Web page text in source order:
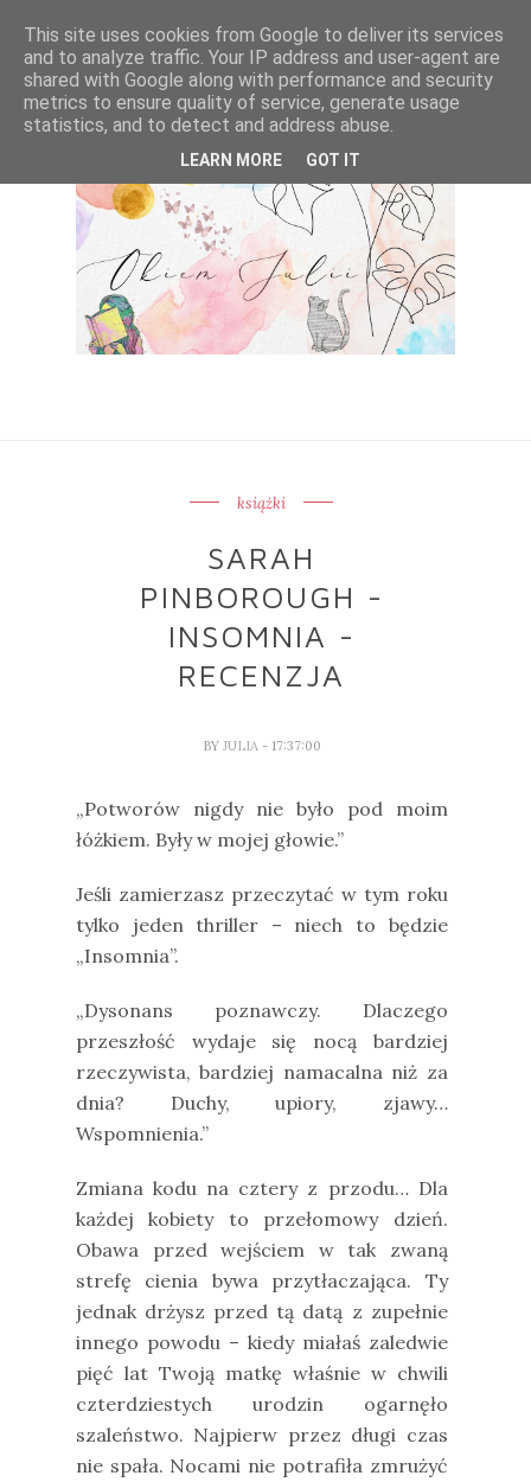
książki
SARAH
PINBOROUGH -
INSOMNIA -
RECENZJA
BY JULIA - 17:37:00
„Potworów nigdy nie było pod moim
łóżkiem. Były w mojej głowie.”
Jeśli zamierzasz przeczytać w tym roku
tylko jeden thriller – niech to będzie
„Insomnia”.
„Dysonans poznawczy. Dlaczego
przeszłość wydaje się nocą bardziej
rzeczywista, bardziej namacalna niż za
dnia? Duchy, upiory, zjawy…
Wspomnienia.”
Zmiana kodu na cztery z przodu… Dla
każdej kobiety to przełomowy dzień.
Obawa przed wejściem w tak zwaną
strefę cienia bywa przytłaczająca. Ty
jednak drżysz przed tą datą z zupełnie
innego powodu – kiedy miałaś zaledwie
pięć lat Twoją matkę właśnie w chwili
czterdziestych urodzin ogarnęło
szaleństwo. Najpierw przez długi czas
nie spała. Nocami nie potrafiła zmrużyć
This site uses cookies from Google to deliver its services
and to analyze traffic. Your IP address and user-agent are
shared with Google along with performance and security
metrics to ensure quality of service, generate usage
statistics, and to detect and address abuse.
LEARN MORE GOT IT